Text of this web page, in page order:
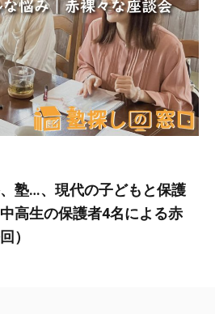
塾…、現代の子どもと保護
高生の保護者4名による赤
）